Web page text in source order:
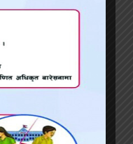
र खतरनाक
गर्ने
ठूलाठूला जंगी
ती